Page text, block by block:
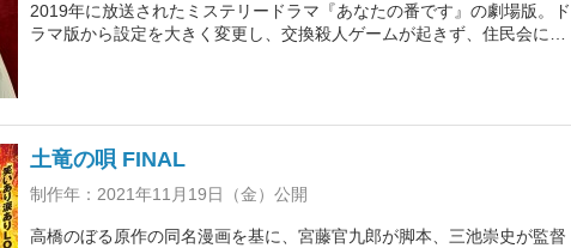
2019年に放送されたミステリードラマ『あなたの番です』の劇場版。ド
ラマ版から設定を大きく変更し、交換殺人ゲームが起きず、住民会に参
土竜の唄 FINAL
制作年：2021年11月19日（金）公開
高橋のぼる原作の同名漫画を基に、宮藤官九郎が脚本、三池崇史が監督